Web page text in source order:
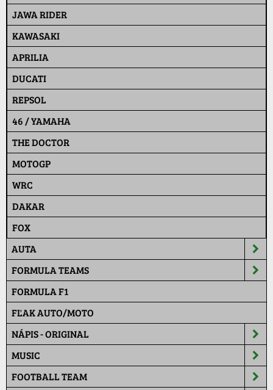
JAWA RIDER
KAWASAKI
APRILIA
DUCATI
REPSOL
46 / YAMAHA
THE DOCTOR
MOTOGP
WRC
DAKAR
FOX
AUTA
FORMULA TEAMS
FORMULA F1
FĽAK AUTO/MOTO
NÁPIS - ORIGINAL
MUSIC
FOOTBALL TEAM